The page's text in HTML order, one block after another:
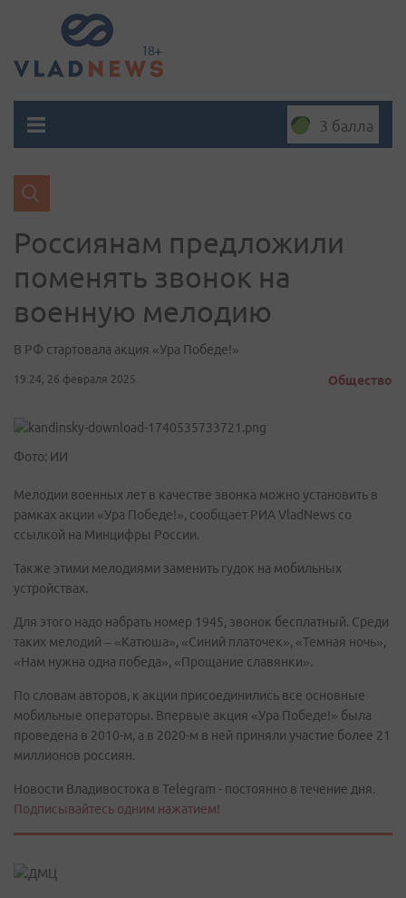
3 балла
Россиянам предложили
поменять звонок на
военную мелодию
В РФ стартовала акция «Ура Победе!»
19:24, 26 февраля 2025 Общество
Фото: ИИ
Мелодии военных лет в качестве звонка можно установить в
рамках акции «Ура Победе!», сообщает РИА VladNews со
ссылкой на Минцифры России.
Также этими мелодиями заменить гудок на мобильных
устройствах.
Для этого надо набрать номер 1945, звонок бесплатный. Среди
таких мелодий – «Катюша», «Синий платочек», «Темная ночь»,
«Нам нужна одна победа», «Прощание славянки».
По словам авторов, к акции присоединились все основные
мобильные операторы. Впервые акция «Ура Победе!» была
проведена в 2010-м, а в 2020-м в ней приняли участие более 21
миллионов россиян.
Новости Владивостока в Telegram - постоянно в течение дня.
Подписывайтесь одним нажатием!